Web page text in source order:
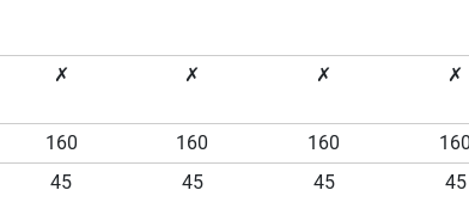
✗ ✗ ✗ ✗
160 160 160
160
45 45 45 45